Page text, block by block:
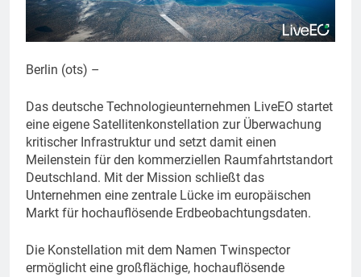
Berlin (ots) –
Das deutsche Technologieunternehmen LiveEO startet
eine eigene Satellitenkonstellation zur Überwachung
kritischer Infrastruktur und setzt damit einen
Meilenstein für den kommerziellen Raumfahrtstandort
Deutschland. Mit der Mission schließt das
Unternehmen eine zentrale Lücke im europäischen
Markt für hochauflösende Erdbeobachtungsdaten.
Die Konstellation mit dem Namen Twinspector
ermöglicht eine großflächige, hochauflösende